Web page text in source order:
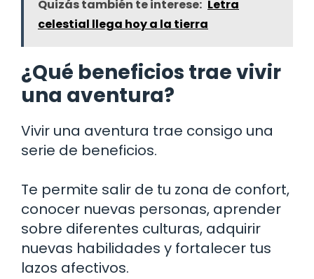
Quizás también te interese: Letra
celestial llega hoy a la tierra
¿Qué beneficios trae vivir
una aventura?
Vivir una aventura trae consigo una
serie de beneficios.
Te permite salir de tu zona de confort,
conocer nuevas personas, aprender
sobre diferentes culturas, adquirir
nuevas habilidades y fortalecer tus
lazos afectivos.